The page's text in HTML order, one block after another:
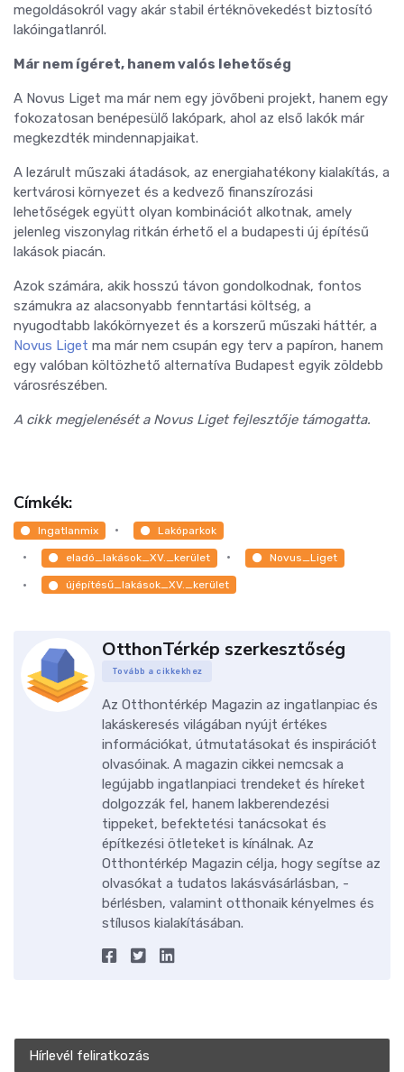
megoldásokról vagy akár stabil értéknövekedést biztosító
lakóingatlanról.
Már nem ígéret, hanem valós lehetőség
A Novus Liget ma már nem egy jövőbeni projekt, hanem egy
fokozatosan benépesülő lakópark, ahol az első lakók már
megkezdték mindennapjaikat.
A lezárult műszaki átadások, az energiahatékony kialakítás, a
kertvárosi környezet és a kedvező finanszírozási
lehetőségek együtt olyan kombinációt alkotnak, amely
jelenleg viszonylag ritkán érhető el a budapesti új építésű
lakások piacán.
Azok számára, akik hosszú távon gondolkodnak, fontos
számukra az alacsonyabb fenntartási költség, a
nyugodtabb lakókörnyezet és a korszerű műszaki háttér, a
Novus Liget ma már nem csupán egy terv a papíron, hanem
egy valóban költözhető alternatíva Budapest egyik zöldebb
városrészében.
A cikk megjelenését a Novus Liget fejlesztője támogatta.
Címkék:
Ingatlanmix Lakóparkok
eladó_lakások_XV._kerület Novus_Liget
újépítésű_lakások_XV._kerület
OtthonTérkép szerkesztőség
Tovább a cikkekhez
Az Otthontérkép Magazin az ingatlanpiac és
lakáskeresés világában nyújt értékes
információkat, útmutatásokat és inspirációt
olvasóinak. A magazin cikkei nemcsak a
legújabb ingatlanpiaci trendeket és híreket
dolgozzák fel, hanem lakberendezési
tippeket, befektetési tanácsokat és
építkezési ötleteket is kínálnak. Az
Otthontérkép Magazin célja, hogy segítse az
olvasókat a tudatos lakásvásárlásban, -
bérlésben, valamint otthonaik kényelmes és
stílusos kialakításában.
Hírlevél feliratkozás